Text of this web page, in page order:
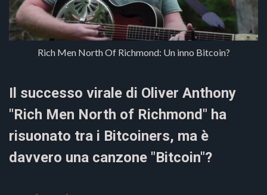
Rich Men North Of Richmond: Un inno Bitcoin?
Il successo virale di Oliver Anthony
"Rich Men North of Richmond" ha
risuonato tra i Bitcoiners, ma è
davvero una canzone "Bitcoin"?